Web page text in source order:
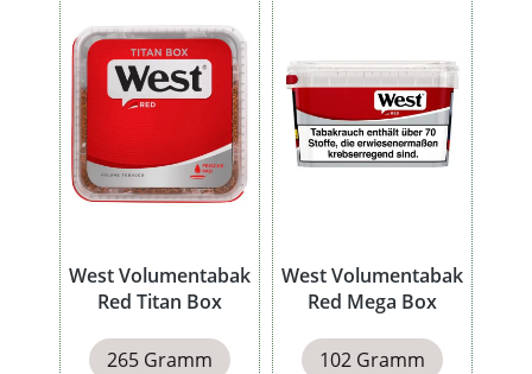
West Volumentabak
Red Titan Box
265 Gramm
West Volumentabak
Red Mega Box
102 Gramm